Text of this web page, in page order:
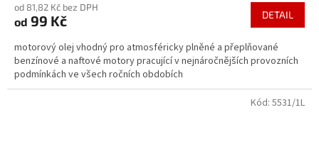
produktu
je
z
5
hvězdiček.
od 81,82 Kč bez DPH
od 99 Kč DETAIL
motorový olej vhodný pro atmosféricky plněné a přeplňované
benzínové a naftové motory pracující v nejnáročnějších provozních
podmínkách ve všech ročních obdobích
Kód: 5531/1L